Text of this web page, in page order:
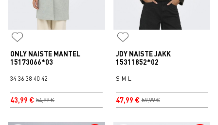
ONLY NAISTE MANTEL
15173066*03
43,99 € 54,99 €
34 36 38 40 42
JDY NAISTE JAKK
15311852*02
47,99 € 59,99 €
S M L